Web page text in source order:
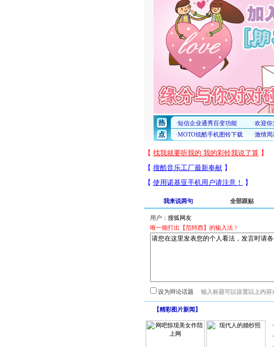
我来说两句 全部跟贴
用户：
唯一能打出【范特西】的输入法！
设为辩论话题
【精彩图片新闻 】
·
·